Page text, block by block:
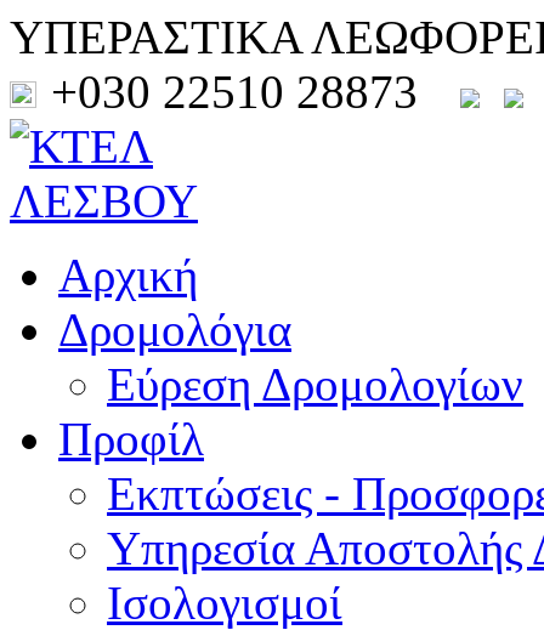
ΥΠΕΡΑΣΤΙΚΑ
+030 22510 28873
Αρχική
Δρομολόγια
Εύρεση Δρομολογίων
Προφίλ
Εκπτώσεις -
Υπηρεσία Αποστολής
Ισολογισμοί